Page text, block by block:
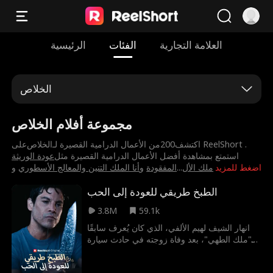
الرئيسية الفئات العلامة التجارية
الخلاص
مجموعة أفلام الخلاص
اضغط للمزيد
اكتشف200من الأعمال الدرامية القصيرة لـ⁨الخلاص⁩على ReelShort .
استمتع بمشاهدة أفضل الأعمال الدرامية القصيرة مثل⁨عودة الوريثة
المفقودة⁩ و⁨أنا الملك التنين والمعالج الأسطوري⁩ و ⁨ملك الأل...
الطبخ طريقي للعودة إلى الحب
3.8M
59.1k
انهار الشيف لهيم الألفي، الذي كان يُعرف سابقًا
بـ"ملك الطهي"، بعد وفاة زوجته في حادث سيارة